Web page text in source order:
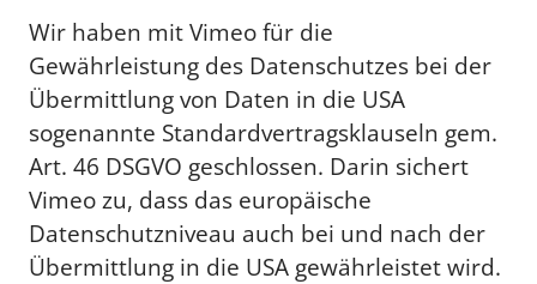
Wir haben mit Vimeo für die
Gewährleistung des Datenschutzes bei der
Übermittlung von Daten in die USA
sogenannte Standardvertragsklauseln gem.
Art. 46 DSGVO geschlossen. Darin sichert
Vimeo zu, dass das europäische
Datenschutzniveau auch bei und nach der
Übermittlung in die USA gewährleistet wird.